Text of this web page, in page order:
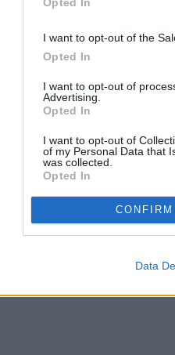
I want to opt-out of the
Opted In
I want to opt-out of
Advertising.
Opted In
I want to opt-out of
of my Personal Data that
was collected.
Opted In
CONFIRM
Data